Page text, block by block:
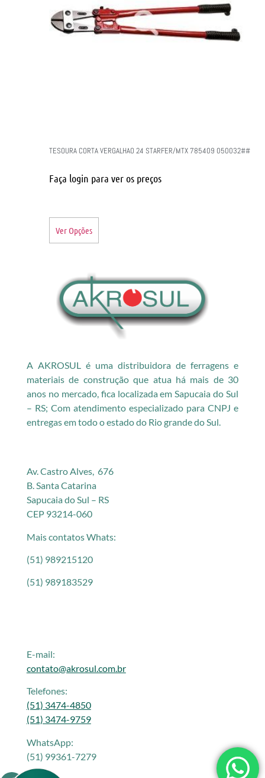
TESOURA CORTA VERGALHAO 24 STARFER/MTX 785409 050032##
Faça login para ver os preços
Ver Opções
A AKROSUL é uma distribuidora de ferragens e
materiais de construção que atua há mais de 30
anos no mercado, fica localizada em Sapucaia do Sul
– RS; Com atendimento especializado para CNPJ e
entregas em todo o estado do Rio grande do Sul.
Av. Castro Alves, 676
B. Santa Catarina
Sapucaia do Sul – RS
CEP 93214-060
Mais contatos Whats:
(51) 989215120
(51) 989183529
E-mail:
contato@akrosul.com.br
Telefones:
(51) 3474-4850
(51) 3474-9759
WhatsApp:
(51) 99361-7279